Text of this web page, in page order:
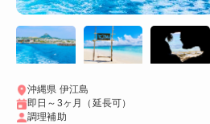
沖縄県 伊江島
即日～3ヶ月（延長可）
調理補助